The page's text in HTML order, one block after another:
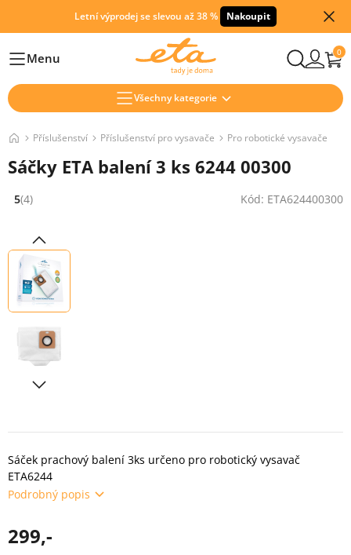
Letní výprodej se slevou až 38 % Nakoupit
HlavníMenu 0
Všechny kategorie
Příslušenství Příslušenství pro vysavače Pro robotické vysavače
Sáčky ETA balení 3 ks 6244 00300
Hodnocení: 5 z 5 (4 recenzí)
5(4) Kód: ETA624400300
Sáček prachový balení 3ks určeno pro robotický vysavač
ETA6244
Podrobný popis
299,-